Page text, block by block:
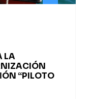
LA
“PILOTO